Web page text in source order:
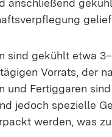
anschließend
sind gekühlt etwa
Vorrats, der
und Fertiggaren
jedoch spezielle
werden, was